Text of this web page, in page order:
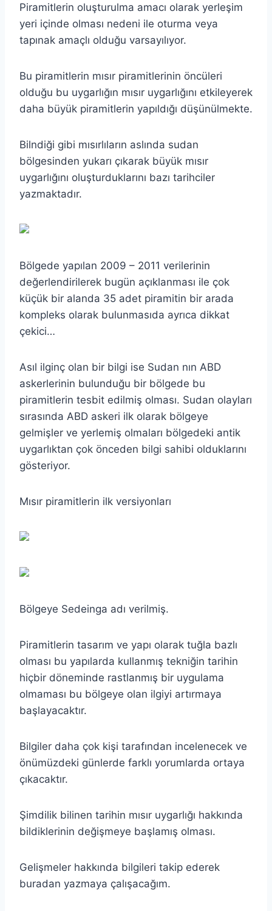
Piramitlerin oluşturulma amacı olarak yerleşim
yeri içinde olması nedeni ile oturma veya
tapınak amaçlı olduğu varsayılıyor.
Bu piramitlerin mısır piramitlerinin öncüleri
olduğu bu uygarlığın mısır uygarlığını etkileyerek
daha büyük piramitlerin yapıldığı düşünülmekte.
Bilndiği gibi mısırlıların aslında sudan
bölgesinden yukarı çıkarak büyük mısır
uygarlığını oluşturduklarını bazı tarihciler
yazmaktadır.
Bölgede yapılan 2009 – 2011 verilerinin
değerlendirilerek bugün açıklanması ile çok
küçük bir alanda 35 adet piramitin bir arada
kompleks olarak bulunmasıda ayrıca dikkat
çekici…
Asıl ilginç olan bir bilgi ise Sudan nın ABD
askerlerinin bulunduğu bir bölgede bu
piramitlerin tesbit edilmiş olması. Sudan olayları
sırasında ABD askeri ilk olarak bölgeye
gelmişler ve yerlemiş olmaları bölgedeki antik
uygarlıktan çok önceden bilgi sahibi olduklarını
gösteriyor.
Mısır piramitlerin ilk versiyonları
Bölgeye Sedeinga adı verilmiş.
Piramitlerin tasarım ve yapı olarak tuğla bazlı
olması bu yapılarda kullanmış tekniğin tarihin
hiçbir döneminde rastlanmış bir uygulama
olmaması bu bölgeye olan ilgiyi artırmaya
başlayacaktır.
Bilgiler daha çok kişi tarafından incelenecek ve
önümüzdeki günlerde farklı yorumlarda ortaya
çıkacaktır.
Şimdilik bilinen tarihin mısır uygarlığı hakkında
bildiklerinin değişmeye başlamış olması.
Gelişmeler hakkında bilgileri takip ederek
buradan yazmaya çalışacağım.